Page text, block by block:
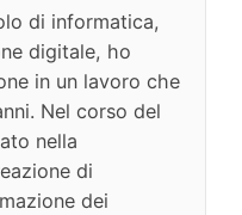
di informatica,
digitale, ho
in un lavoro che
Nel corso del
nella
di
dei